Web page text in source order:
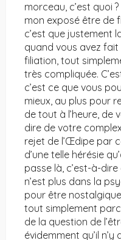
morceau, c’est quoi
mon exposé être de
c’est que justement
quand vous avez
filiation, tout
très compliquée.
c’est ce que vous
mieux, au plus pour
de tout à l’heure, de
dire de votre
rejet de l’Œdipe par
d’une telle hérésie
passe là, c’est-à-
n’est plus dans la
pour être
tout simplement
de la question de
évidemment qu’il